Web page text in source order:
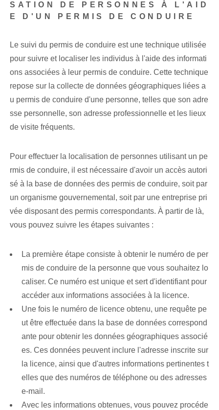
SATION DE PERSONNES À L'AID
E D'UN PERMIS DE CONDUIRE
Le suivi du permis de conduire est une technique utilisée
pour suivre et localiser les individus à l'aide des informati
ons associées à leur permis de conduire. Cette technique
repose sur la collecte de données géographiques liées a
u permis de conduire d'une personne, telles que son adre
sse personnelle, son adresse professionnelle et les lieux
de visite fréquents.
Pour effectuer la localisation de personnes utilisant un pe
rmis de conduire, il est nécessaire d'avoir un accès autori
sé à la base de données des permis de conduire, soit par
un organisme gouvernemental, soit par une entreprise pri
vée disposant des permis correspondants. À partir de là,
vous pouvez suivre les étapes suivantes :
La première étape consiste à obtenir le numéro de per
mis de conduire de la personne que vous souhaitez lo
caliser. Ce numéro est unique et sert d'identifiant pour
accéder aux informations associées à la licence.
Une fois le numéro de licence obtenu, une requête pe
ut être effectuée dans la base de données correspond
ante pour obtenir les données géographiques associé
es. Ces données peuvent inclure l'adresse inscrite sur
la licence, ainsi que d'autres informations pertinentes t
elles que des numéros de téléphone ou des adresses
e-mail.
Avec les informations obtenues, vous pouvez procéde